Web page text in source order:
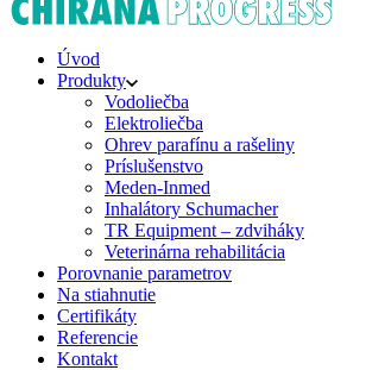
Úvod
Produkty
Vodoliečba
Elektroliečba
Ohrev parafínu a rašeliny
Príslušenstvo
Meden-Inmed
Inhalátory Schumacher
TR Equipment – zdviháky
Veterinárna rehabilitácia
Porovnanie parametrov
Na stiahnutie
Certifikáty
Referencie
Kontakt